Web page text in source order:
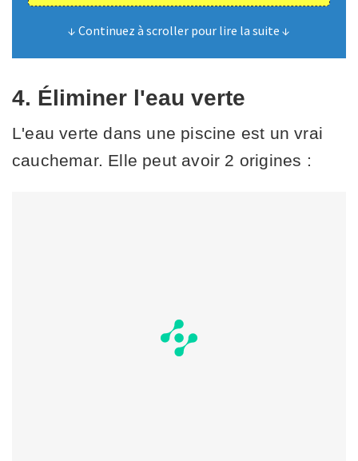
↓ Continuez à scroller pour lire la suite ↓
4. Éliminer l'eau verte
L'eau verte dans une piscine est un vrai
cauchemar. Elle peut avoir 2 origines :